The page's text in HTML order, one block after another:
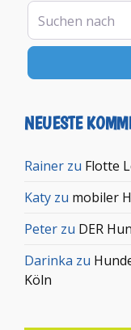
Suchen nach
NEUESTE
Rainer zu Flotte
Katy zu mobiler
Peter zu DER
Darinka zu
Köln